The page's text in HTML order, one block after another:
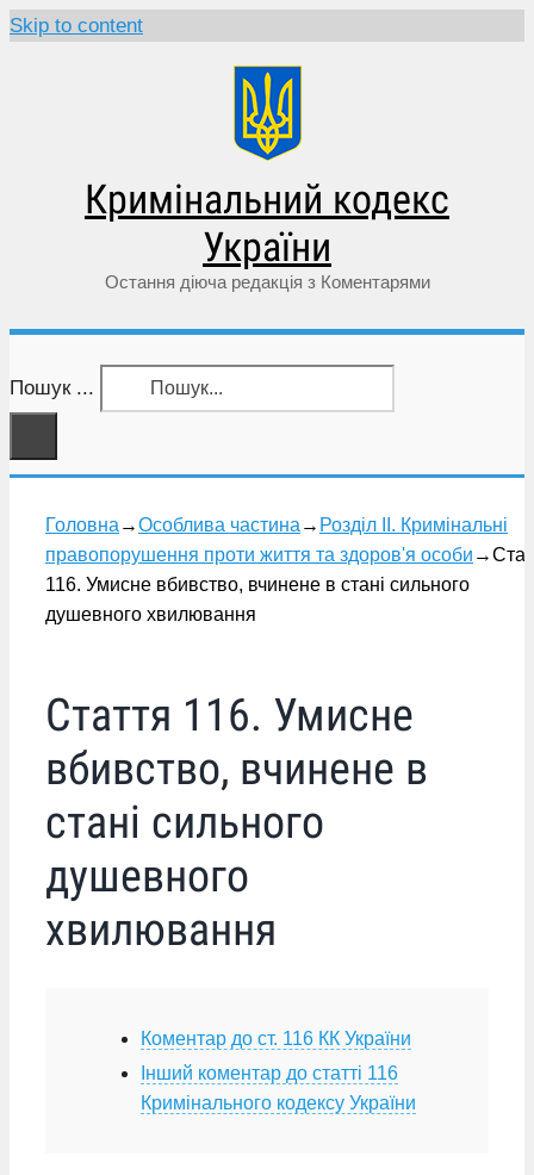
Skip to content
Кримінальний кодекс
України
Остання діюча редакція з Коментарями
Пошук ...
Головна →Особлива частина → Розділ II. Кримінальні
правопорушення проти життя та здоров'я особи →
116. Умисне вбивство, вчинене в стані сильного
душевного хвилювання
Стаття 116. Умисне
вбивство, вчинене в
стані сильного
душевного
хвилювання
Коментар до ст. 116 КК України
Інший коментар до статті 116
Кримінального кодексу України